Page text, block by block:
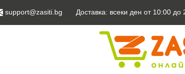
support@zasiti.bg Доставка: всеки ден от 10:00 до